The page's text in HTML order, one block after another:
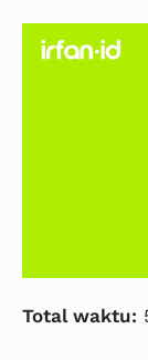
Total waktu: